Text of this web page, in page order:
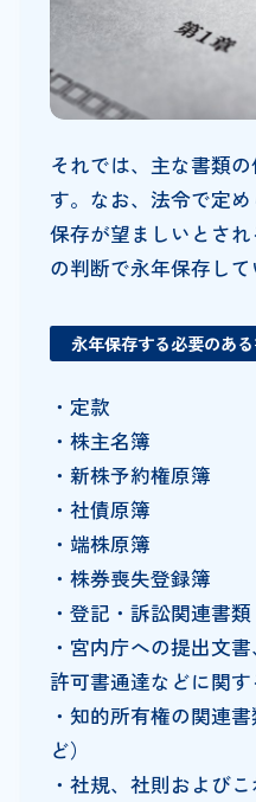
それでは、主な書類
す。なお、法令で定
保存が望ましいとさ
の判断で永年保存して
永年保存する必要のあ
・定款
・株主名簿
・新株予約権原簿
・社債原簿
・端株原簿
・株券喪失登録簿
・登記・訴訟関連書類
・宮内庁への提出文
許可書通達などに関
・知的所有権の関連
ど）
・社規、社則および